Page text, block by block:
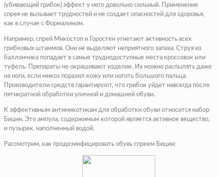
(убивающий грибок) эффект у него довольно сильный. Применение
спрея не вызывает трудностей и не создает опасностей для здоровья,
как в случае с Формалином.
Например, спрей Микостоп и Горостен угнетают активность всех
грибковых штаммов. Они не выделяют неприятного запаха. Струя из
баллончика попадает в самые труднодоступные места кроссовок или
туфель. Препараты не окрашивают изделие. Их можно распылять даже
на ноги, если микоз поразил кожу или ноготь большого пальца.
Производители средств гарантируют, что грибок уйдет навсегда после
пятикратной обработки уличной и домашней обуви.
К эффективным антимикотикам для обработки обуви относится набор
Бицин. Это ампула, содержимым которой является активное вещество,
и пузырек, наполненный водой.
Рассмотрим, как продезинфицировать обувь спреем Бицин: